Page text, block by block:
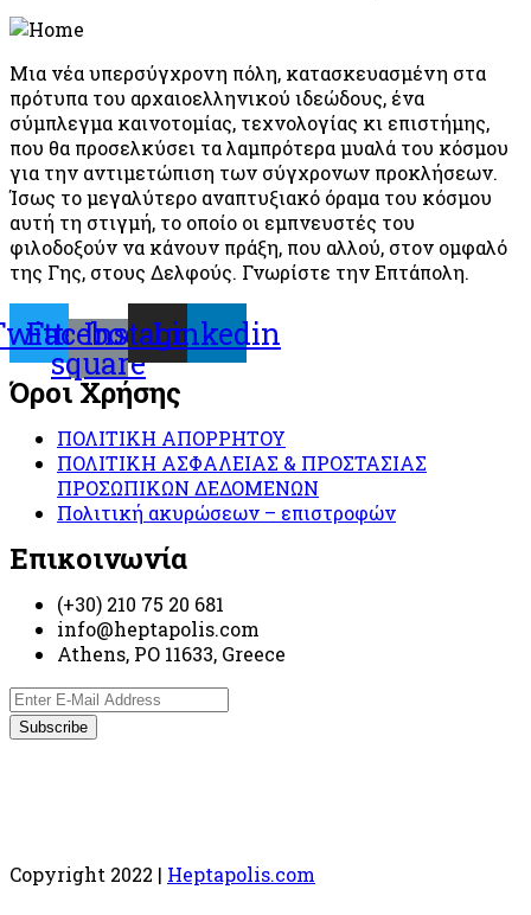
Μια νέα υπερσύγχρονη πόλη, κατασκευασμένη στα
πρότυπα του αρχαιοελληνικού ιδεώδους, ένα
σύμπλεγμα καινοτομίας, τεχνολογίας κι επιστήμης,
που θα προσελκύσει τα λαμπρότερα μυαλά του κόσμου
για την αντιμετώπιση των σύγχρονων προκλήσεων.
Ίσως το μεγαλύτερο αναπτυξιακό όραμα του κόσμου
αυτή τη στιγμή, το οποίο οι εμπνευστές του
φιλοδοξούν να κάνουν πράξη, που αλλού, στον ομφαλό
της Γης, στους Δελφούς. Γνωρίστε την Επτάπολη.
Facebook-
square
Instagram
Linkedin
Όροι Χρήσης
ΠΟΛΙΤΙΚΗ ΑΠΟΡΡΗΤΟΥ
ΠΟΛΙΤΙΚΗ ΑΣΦΑΛΕΙΑΣ & ΠΡΟΣΤΑΣΙΑΣ
ΠΡΟΣΩΠΙΚΩΝ ΔΕΔΟΜΕΝΩΝ
Πολιτική ακυρώσεων – επιστροφών
Επικοινωνία
(+30) 210 75 20 681
info@heptapolis.com
Athens, PO 11633, Greece
Copyright 2022 | Heptapolis.com